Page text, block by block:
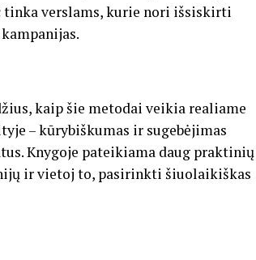
tinka verslams, kurie nori išsiskirti
kaip šie metodai veikia realiame
– kūrybiškumas ir sugebėjimas
Knygoje pateikiama daug praktinių
ir vietoj to, pasirinkti šiuolaikiškas